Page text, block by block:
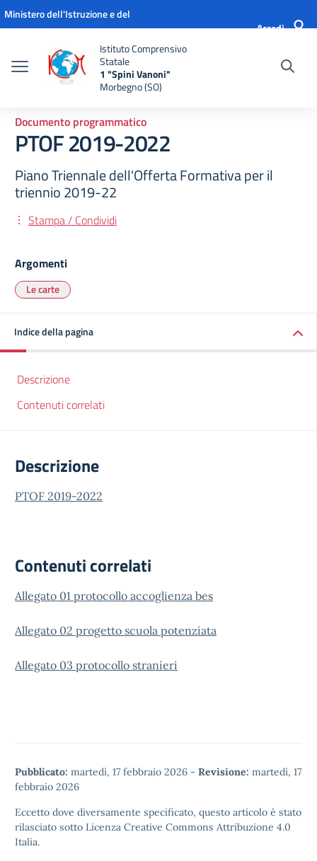
Vai ai contenuti
Vai al menu di navigazione
Vai al footer
Ministero dell'Istruzione e del
Accedi
Istituto Comprensivo
Statale
1 "Spini Vanoni"
Morbegno (SO)
Documento programmatico
PTOF 2019-2022
Piano Triennale dell'Offerta Formativa per il
triennio 2019-22
Stampa / Condividi
Argomenti
Le carte
Indice della pagina
Descrizione
Contenuti correlati
Descrizione
PTOF 2019-2022
Contenuti correlati
Allegato 01 protocollo accoglienza bes
Allegato 02 progetto scuola potenziata
Allegato 03 protocollo stranieri
Pubblicato: martedì, 17 febbraio 2026 - Revisione: martedì, 17
febbraio 2026
Eccetto dove diversamente specificato, questo articolo è stato
rilasciato sotto Licenza Creative Commons Attribuzione 4.0
Italia.